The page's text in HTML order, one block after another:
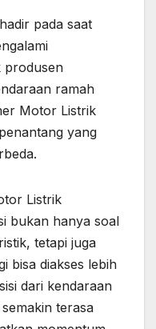
pada saat
produsen
ramah
Motor Listrik
yang
Listrik
bukan hanya soal
tetapi juga
bisa diakses lebih
dari kendaraan
terasa